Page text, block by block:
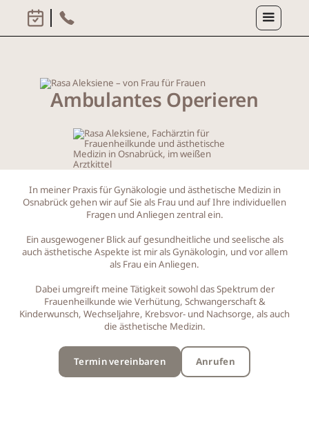
Termin buchen
Anrufen
Ambulantes Operieren
In meiner Praxis für Gynäkologie und ästhetische Medizin in
Osnabrück gehen wir auf Sie als Frau und auf Ihre individuellen
Fragen und Anliegen zentral ein‭.‬
Ein ausgewogener Blick auf gesundheitliche und seelische als
auch ästhetische Aspekte ist mir als Gynäkologin‭, ‬und vor allem
als‭ ‬Frau ein Anliegen‭.‬
Dabei umgreift meine Tätigkeit sowohl das Spektrum der
Frauenheilkunde wie Verhütung‭, ‬Schwangerschaft‭ &
‬Kinderwunsch‭, ‬Wechseljahre‭, ‬Krebsvor‭- ‬und Nachsorge‭, ‬als auch
die ästhetische Medizin‭.‬
Termin vereinbaren Anrufen